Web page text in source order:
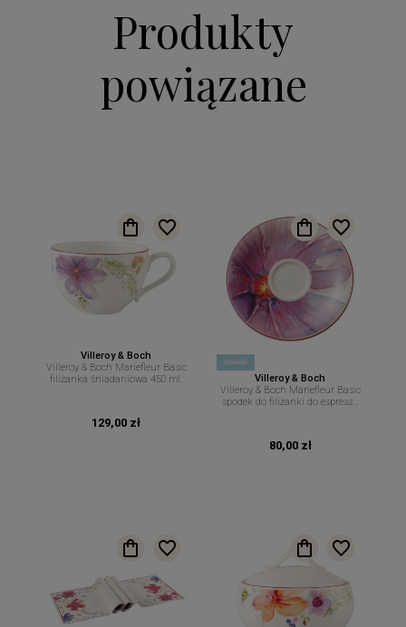
Produkty
powiązane
Villeroy & Boch
Villeroy & Boch Mariefleur Basic
filiżanka śniadaniowa 450 ml.
129,00 zł
nowość
Villeroy & Boch
Villeroy & Boch Mariefleur Basic
spodek do filiżanki do espresso
80,00 zł